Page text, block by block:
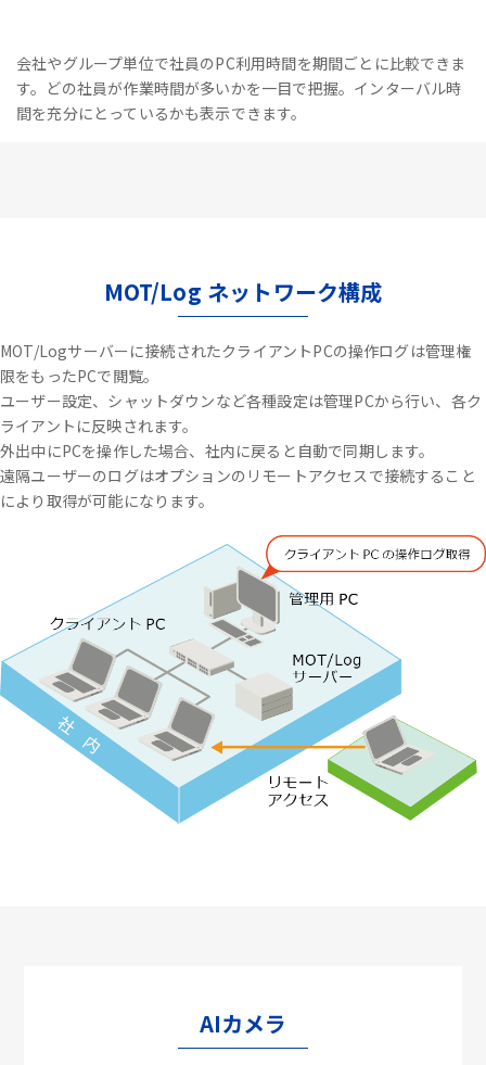
会社やグループ単位で社員のPC利用時間を期間ごとに比較できま
す。どの社員が作業時間が多いかを一目で把握。インターバル時
間を充分にとっているかも表示できます。
MOT/Log ネットワーク構成
MOT/Logサーバーに接続されたクライアントPCの操作ログは管理権
限をもったPCで閲覧。
ユーザー設定、シャットダウンなど各種設定は管理PCから行い、各ク
ライアントに反映されます。
外出中にPCを操作した場合、社内に戻ると自動で同期します。
遠隔ユーザーのログはオプションのリモートアクセスで接続すること
により取得が可能になります。
AIカメラ